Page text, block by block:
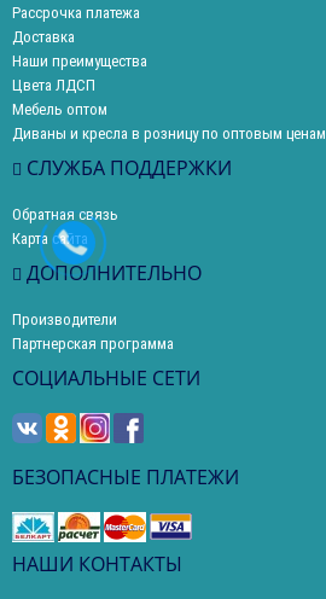
Рассрочка платежа
Доставка
Наши преимущества
Цвета ЛДСП
Мебель оптом
Диваны и кресла в розницу по оптовым ценам
СЛУЖБА ПОДДЕРЖКИ
Обратная связь
Карта сайта
ДОПОЛНИТЕЛЬНО
Производители
Партнерская программа
СОЦИАЛЬНЫЕ СЕТИ
БЕЗОПАСНЫЕ ПЛАТЕЖИ
НАШИ КОНТАКТЫ